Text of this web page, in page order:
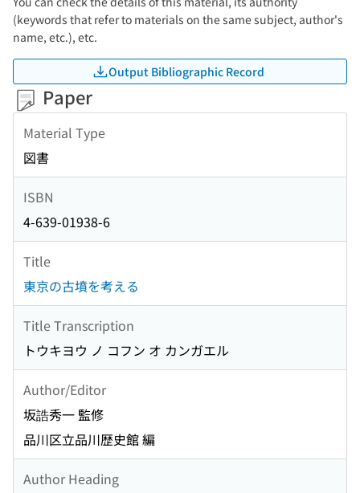
(keywords that refer to materials on the same subject, author's
name, etc.), etc.
Output Bibliographic Record
Paper
Material Type
図書
ISBN
4-639-01938-6
Title
東京の古墳を考える
Title Transcription
トウキヨウ ノ コフン オ カンガエル
Author/Editor
坂誥秀一 監修
品川区立品川歴史館 編
Author Heading